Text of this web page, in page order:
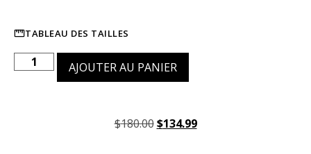
TABLEAU DES TAILLES
AJOUTER AU PANIER
$180.00 $134.99